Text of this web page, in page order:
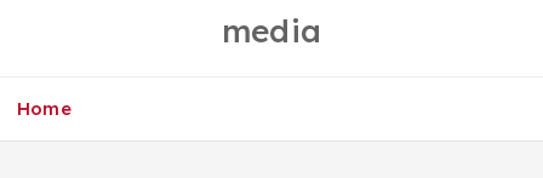
media
Home